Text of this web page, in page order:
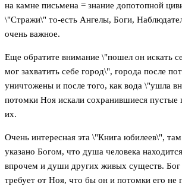
на камне письмена = знание допотопной
\"Стражи\" то-есть Ангелы, Боги,
очень важное.
Еще обратите внимание \"пошел он искать
мог захватить себе город\", города после
уничтожены и после того, как вода \"ушла
потомки Ноя искали сохранившиеся пустые
их.
Очень интересная эта \"Книга юбилеев\",
указано Богом, что душа человека
впрочем и души других живых существ. Бог
требует от Ноя, что бы он и потомки его не